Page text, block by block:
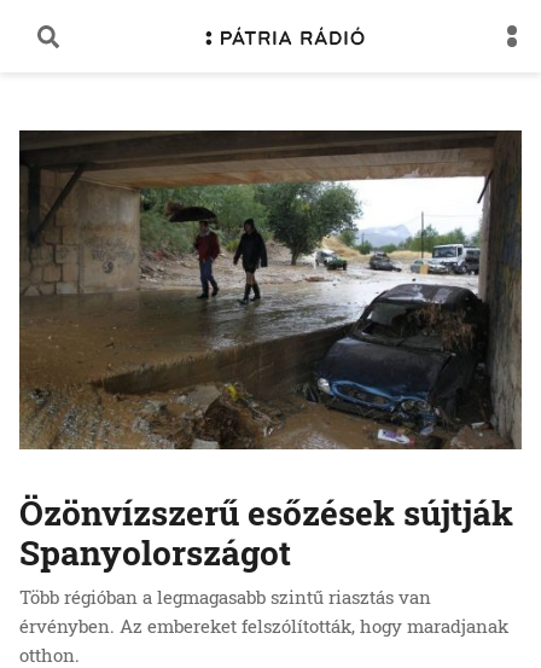
Özönvízszerű esőzések sújtják
Spanyolországot
Több régióban a legmagasabb szintű riasztás van
érvényben. Az embereket felszólították, hogy maradjanak
otthon.